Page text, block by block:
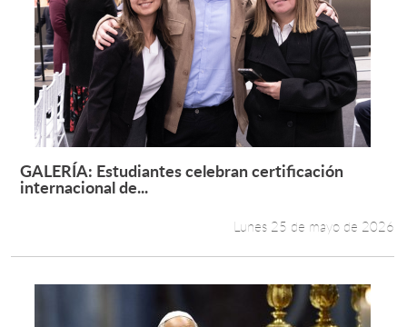
Leer más +
GALERÍA: Estudiantes celebran certificación
internacional de...
Lunes 25 de mayo de 2026